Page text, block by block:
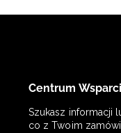
Centrum
Szukasz informacji
co z Twoim